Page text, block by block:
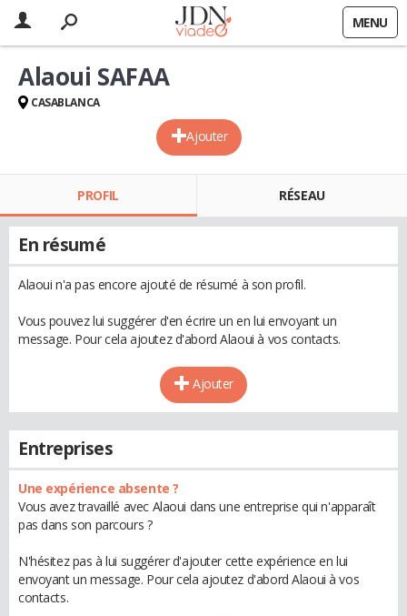
MENU
Ajouter
Alaoui SAFAA
CASABLANCA
PROFIL RÉSEAU
En résumé
Alaoui n'a pas encore ajouté de résumé à son profil.
Vous pouvez lui suggérer d'en écrire un en lui envoyant un
message. Pour cela ajoutez d'abord Alaoui à vos contacts.
Ajouter
Entreprises
Une expérience absente ?
Vous avez travaillé avec Alaoui dans une entreprise qui n'apparaît
pas dans son parcours ?
N'hésitez pas à lui suggérer d'ajouter cette expérience en lui
envoyant un message. Pour cela ajoutez d'abord Alaoui à vos
contacts.